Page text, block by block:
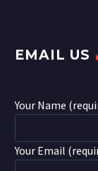
EMAIL US
Your Name
Your Email